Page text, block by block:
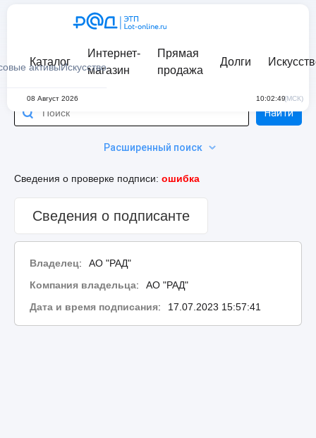
активыИскусство
Каталог
Интернет-
магазин
Прямая
продажа
Долги
08 Август 2026 10:02:49(МСК)
Расширенный поиск
Найти
Сведения о проверке подписи: ошибка
Сведения о подписанте
Владелец:
АО "РАД"
Компания владельца:
АО "РАД"
Дата и время подписания: 17.07.2023 15:57:41